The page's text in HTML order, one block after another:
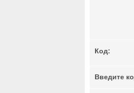
Код:
Введите